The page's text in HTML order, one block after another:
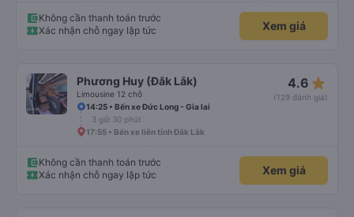
Không cần thanh toán trước
Xác nhận chỗ ngay lập tức
Xem giá
Phương Huy (Đắk Lắk)
Limousine 12 chỗ
4.6 star_rate
(129 đánh giá)
14:25 • Bến xe Đức Long - Gia lai
3 giờ 30 phút
17:55 • Bến xe liên tỉnh Đắk Lắk
Không cần thanh toán trước
Xác nhận chỗ ngay lập tức
Xem giá